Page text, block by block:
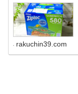
rakuchin39.com